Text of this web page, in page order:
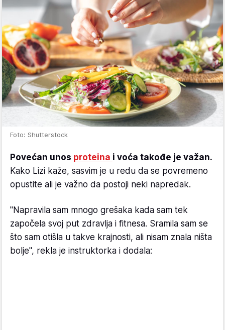
Foto: Shutterstock
Povećan unos proteina i voća takođe je važan.
Kako Lizi kaže, sasvim je u redu da se povremeno
opustite ali je važno da postoji neki napredak.
"Napravila sam mnogo grešaka kada sam tek
započela svoj put zdravlja i fitnesa. Sramila sam se
što sam otišla u takve krajnosti, ali nisam znala ništa
bolje", rekla je instruktorka i dodala: